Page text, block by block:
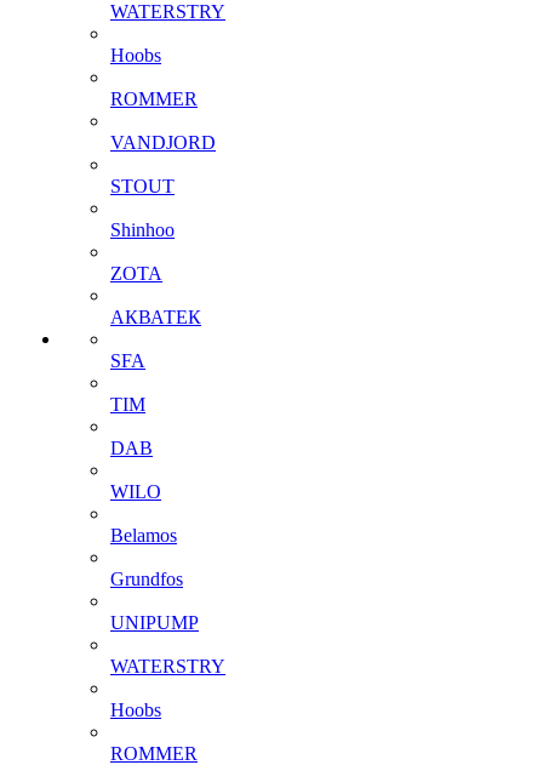
WATERSTRY
Hoobs
ROMMER
VANDJORD
STOUT
Shinhoo
ZOTA
АКВАТЕК
SFA
TIM
DAB
WILO
Belamos
Grundfos
UNIPUMP
WATERSTRY
Hoobs
ROMMER